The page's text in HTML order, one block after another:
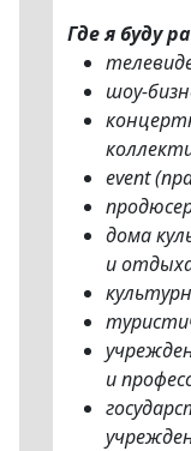
Где я буду
шоу-
еvent
дома
и
и